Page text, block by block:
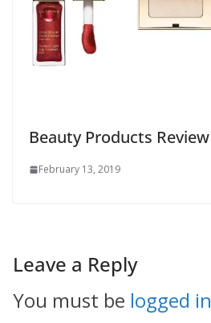
Beauty Products Review
February 13, 2019
Leave a Reply
You must be logged in